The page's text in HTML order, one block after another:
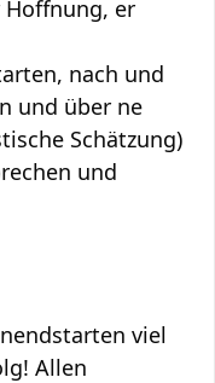
er
nach und
und über ne
Schätzung)
und
viel
Allen